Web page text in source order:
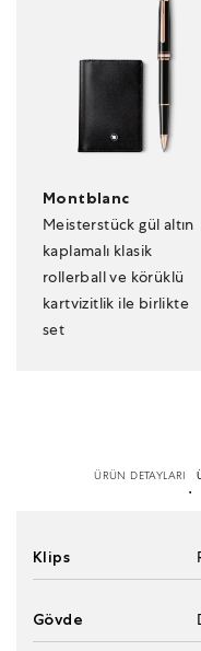
Montblanc
Meisterstück gül altın
kaplamalı klasik
rollerball ve körüklü
kartvizitlik ile birlikte
set
ÜRÜN DETAYLARI
Klips
Gövde